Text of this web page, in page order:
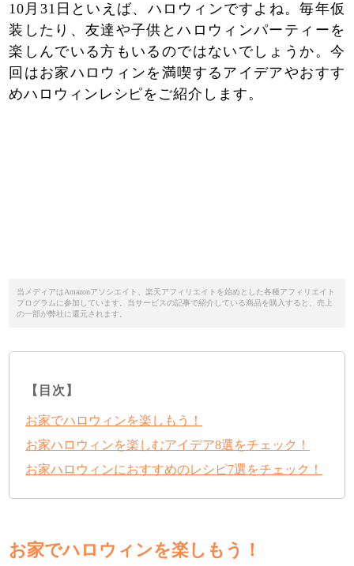
10月31日といえば、ハロウィンですよね。毎年仮
装したり、友達や子供とハロウィンパーティーを
楽しんでいる方もいるのではないでしょうか。今
回はお家ハロウィンを満喫するアイデアやおすす
めハロウィンレシピをご紹介します。
当メディアはAmazonアソシエイト、楽天アフィリエイトを始めとした各種アフィリエイト
プログラムに参加しています。当サービスの記事で紹介している商品を購入すると、売上
の一部が弊社に還元されます。
【目次】
お家でハロウィンを楽しもう！
お家ハロウィンを楽しむアイデア8選をチェック！
お家ハロウィンにおすすめのレシピ7選をチェック！
お家でハロウィンを楽しもう！